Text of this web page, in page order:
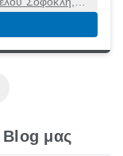
71202
Blog μας